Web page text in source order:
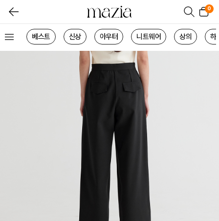
0
베스트 신상 아우터 니트웨어 상의 하